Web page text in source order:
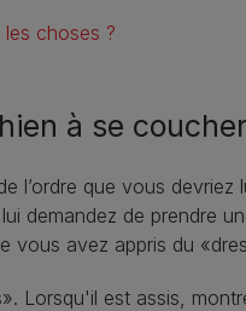
choses ?
à se
l’ordre que vous
demandez de prendre
vous avez appris du
Lorsqu'il est assis,